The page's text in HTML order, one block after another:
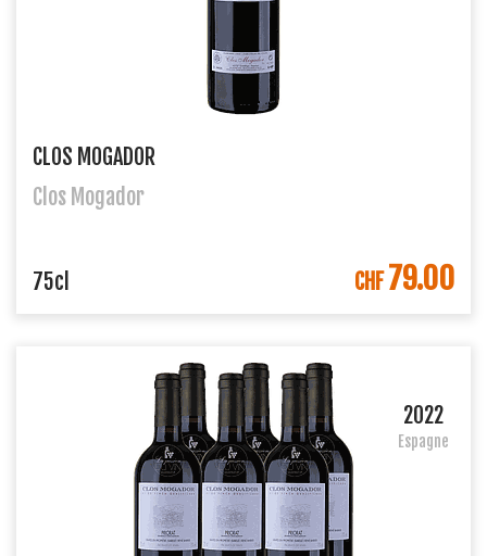
CLOS MOGADOR
Clos Mogador
DANS LE PANIER
75cl CHF79.00
2022
Espagne